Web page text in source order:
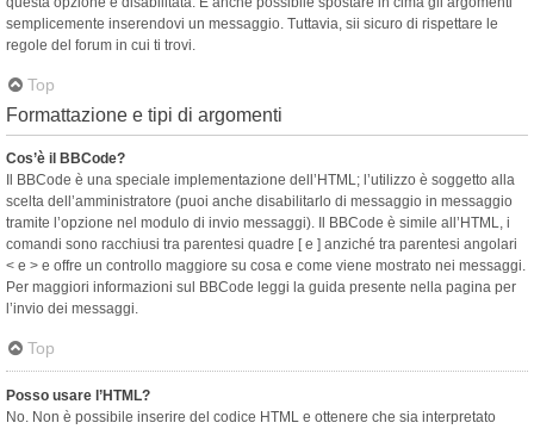
semplicemente inserendovi un messaggio. Tuttavia, sii sicuro di rispettare le
regole del forum in cui ti trovi.
Top
Formattazione e tipi di argomenti
Cos’è il BBCode?
Il BBCode è una speciale implementazione dell’HTML; l’utilizzo è soggetto alla
scelta dell’amministratore (puoi anche disabilitarlo di messaggio in messaggio
tramite l’opzione nel modulo di invio messaggi). Il BBCode è simile all’HTML, i
comandi sono racchiusi tra parentesi quadre [ e ] anziché tra parentesi angolari
< e > e offre un controllo maggiore su cosa e come viene mostrato nei messaggi.
Per maggiori informazioni sul BBCode leggi la guida presente nella pagina per
l’invio dei messaggi.
Top
Posso usare l’HTML?
No. Non è possibile inserire del codice HTML e ottenere che sia interpretato